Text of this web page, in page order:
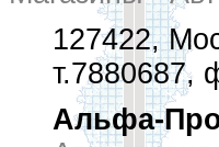
127422,
т.7880687,
Альфа-